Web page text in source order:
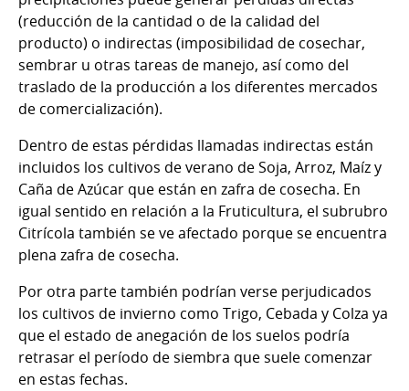
(reducción de la cantidad o de la calidad del
producto) o indirectas (imposibilidad de cosechar,
sembrar u otras tareas de manejo, así como del
traslado de la producción a los diferentes mercados
de comercialización).
Dentro de estas pérdidas llamadas indirectas están
incluidos los cultivos de verano de Soja, Arroz, Maíz y
Caña de Azúcar que están en zafra de cosecha. En
igual sentido en relación a la Fruticultura, el subrubro
Citrícola también se ve afectado porque se encuentra
plena zafra de cosecha.
Por otra parte también podrían verse perjudicados
los cultivos de invierno como Trigo, Cebada y Colza ya
que el estado de anegación de los suelos podría
retrasar el período de siembra que suele comenzar
en estas fechas.